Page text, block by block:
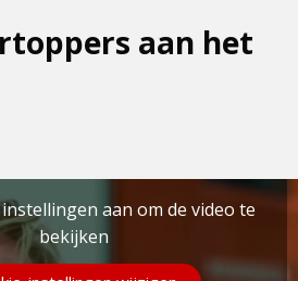
aan het
aan om de video te
bekijken